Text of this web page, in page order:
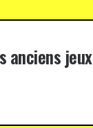
anciens jeux